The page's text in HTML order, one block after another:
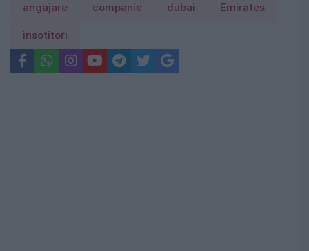
angajare companie dubai Emirates
insotitori